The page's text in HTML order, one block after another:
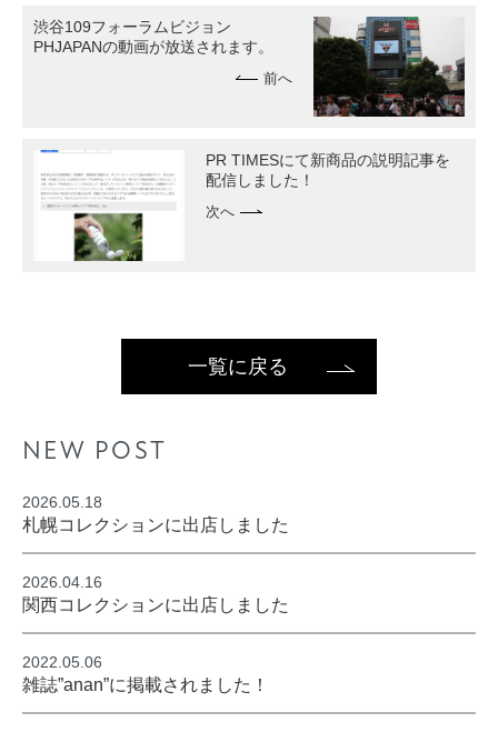
渋谷109フォーラムビジョン
PHJAPANの動画が放送されます。
前へ
PR TIMESにて新商品の説明記事を
配信しました！
次へ
一覧に戻る
NEW POST
2026.05.18
札幌コレクションに出店しました
2026.04.16
関西コレクションに出店しました
2022.05.06
雑誌”anan”に掲載されました！